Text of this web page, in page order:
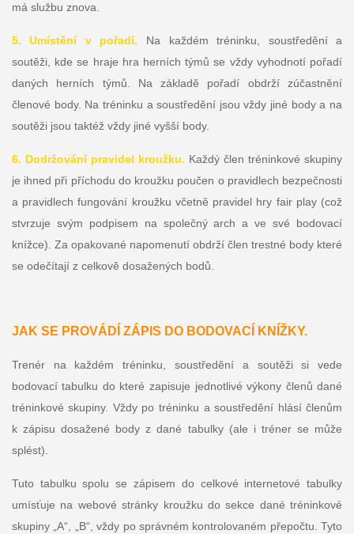
má službu znova.
5. Umístění v pořadí. Na každém tréninku, soustředění a
soutěži, kde se hraje hra herních týmů se vždy vyhodnotí pořadí
daných herních týmů. Na základě pořadí obdrží zúčastnění
členové body. Na tréninku a soustředění jsou vždy jiné body a na
soutěži jsou taktéž vždy jiné vyšší body.
6. Dodržování pravidel kroužku. Každý člen tréninkové skupiny
je ihned při příchodu do kroužku poučen o pravidlech bezpečnosti
a pravidlech fungování kroužku včetně pravidel hry fair play (což
stvrzuje svým podpisem na společný arch a ve své bodovací
knížce). Za opakované napomenutí obdrží člen trestné body které
se odečítají z celkově dosažených bodů.
JAK SE PROVÁDÍ ZÁPIS DO BODOVACÍ KNÍŽKY.
Trenér na každém tréninku, soustředění a soutěži si vede
bodovací tabulku do které zapisuje jednotlivé výkony členů dané
tréninkové skupiny. Vždy po tréninku a soustředění hlásí členům
k zápisu dosažené body z dané tabulky (ale i tréner se může
splést).
Tuto tabulku spolu se zápisem do celkové internetové tabulky
umísťuje na webové stránky kroužku do sekce dané tréninkové
skupiny „A“, „B“, vždy po správném kontrolovaném přepočtu. Tyto